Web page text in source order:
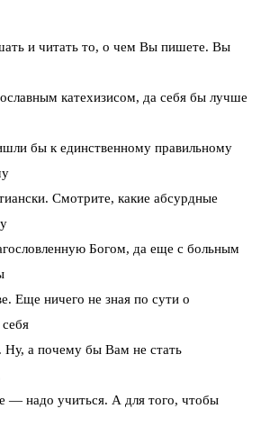
и читать то, о чем Вы пишете. Вы
катехизисом, да себя бы лучше
бы к единственному правильному
Смотрите, какие абсурдные
Богом, да еще с больным
Еще ничего не зная по сути о
Ну, а почему бы Вам не стать
— надо учиться. А для того, чтобы